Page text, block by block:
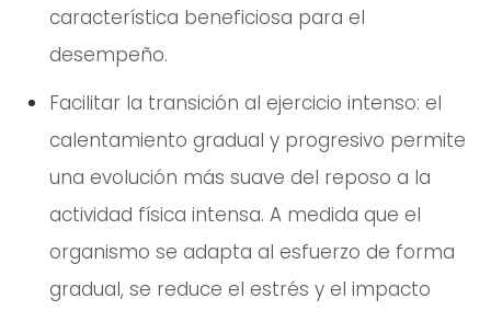
característica beneficiosa para el
desempeño.
Facilitar la transición al ejercicio intenso: el
calentamiento gradual y progresivo permite
una evolución más suave del reposo a la
actividad física intensa. A medida que el
organismo se adapta al esfuerzo de forma
gradual, se reduce el estrés y el impacto